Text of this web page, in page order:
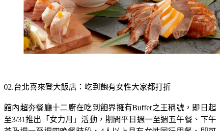
館內超夯餐廳十二廚在吃到飽界擁有Buffet之王稱號，即日起